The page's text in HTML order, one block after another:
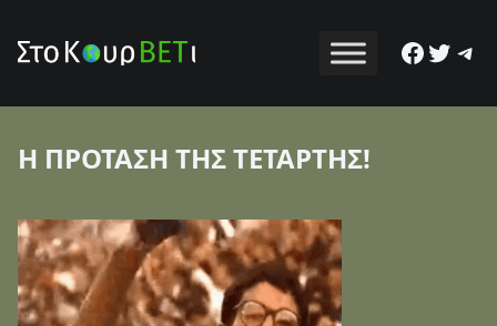
Η ΠΡΟΤΑΣΗ ΤΗΣ ΤΕΤΑΡΤΗΣ!